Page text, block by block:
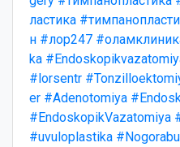
ластика
н #лор247
ka
#lorsentr
er #Adenotomiya
#EndoskopikVazatomiya
#uvuloplastika